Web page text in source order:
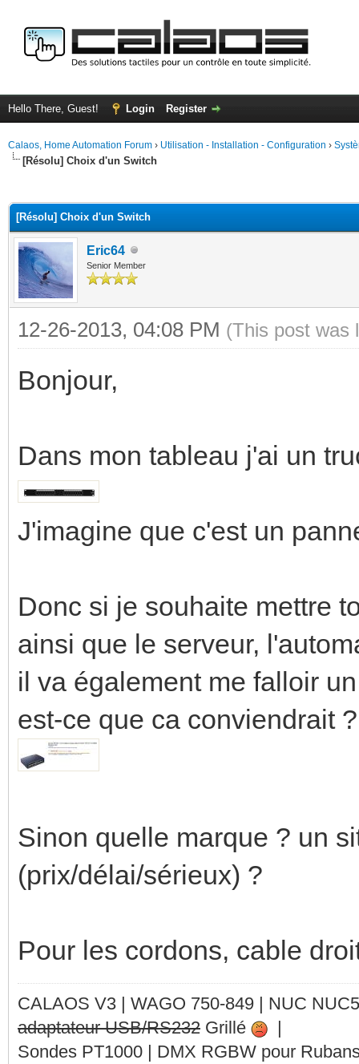
Hello There, Guest! Login Register
Calaos, Home Automation Forum › Utilisation - Installation - Configuration ›
[Résolu] Choix d'un Switch
[Résolu] Choix d'un Switch
Eric64
Senior Member
12-26-2013, 04:08 PM (This post was
Bonjour,
Dans mon tableau j'ai un
J'imagine que c'est un
Donc si je souhaite mettre
ainsi que le serveur,
il va également me falloir
est-ce que ca conviendrait ?
Sinon quelle marque ? un
(prix/délai/sérieux) ?
Pour les cordons, cable
CALAOS V3 | WAGO 750-849 | NUC
adaptateur USB/RS232 Grillé
|
Sondes PT1000 | DMX RGBW pour